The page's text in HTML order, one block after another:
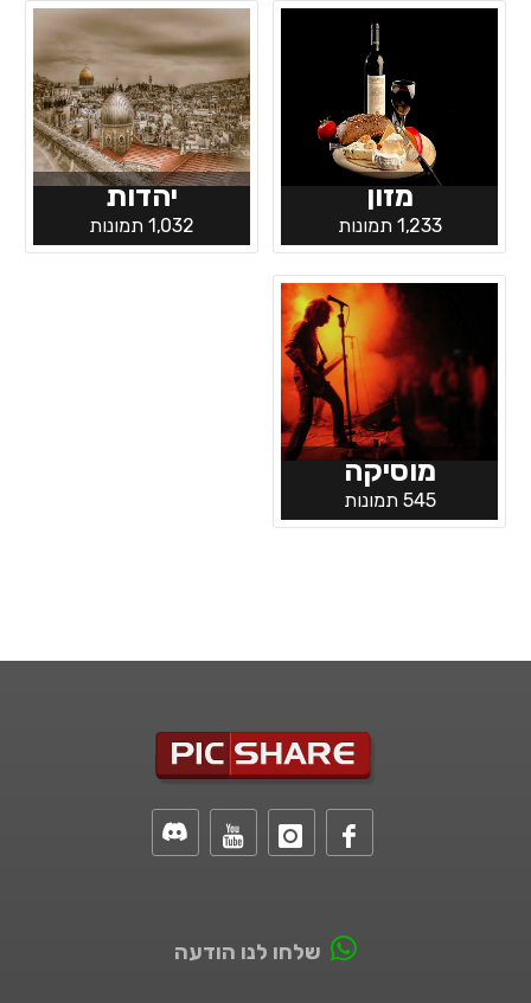
מזון
1,233 תמונות
יהדות
1,032 תמונות
מוסיקה
545 תמונות
שלחו לנו הודעה